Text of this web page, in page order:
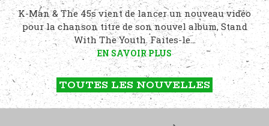
K-Man & The 45s vient de lancer un nouveau vidéo
pour la chanson titre de son nouvel album, Stand
With The Youth. Faites-le...
EN SAVOIR PLUS
TOUTES LES NOUVELLES